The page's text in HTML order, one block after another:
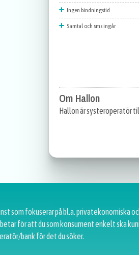
Ingen bindningstid
Samtal och sms ingår
Om Hallon
Hallon är systeroperatör
som fokuserar på bl.a. privatekonomiska
för att du som konsument enkelt ska
bank för det du söker.